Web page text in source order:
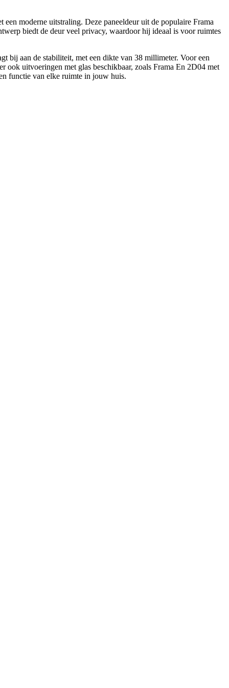
moderne uitstraling. Deze paneeldeur uit de populaire Frama
biedt de deur veel privacy, waardoor hij ideaal is voor ruimtes
bij aan de stabiliteit, met een dikte van 38 millimeter. Voor een
ook uitvoeringen met glas beschikbaar, zoals Frama En 2D04 met
functie van elke ruimte in jouw huis.